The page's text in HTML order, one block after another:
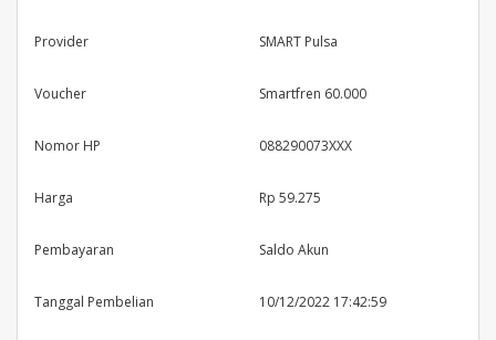
Provider SMART Pulsa
Voucher Smartfren 60.000
Nomor HP 088290073XXX
Harga Rp 59.275
Pembayaran Saldo Akun
Tanggal Pembelian 10/12/2022 17:42:59